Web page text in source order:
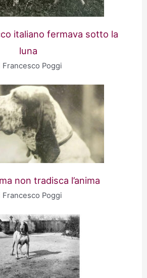
italiano fermava sotto la
luna
Francesco Poggi
non tradisca l’anima
Francesco Poggi